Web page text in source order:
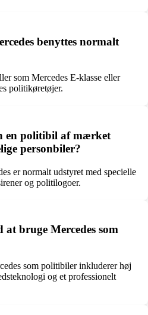
benyttes normalt
som Mercedes E-klasse eller
politikøretøjer.
en politibil af mærket
personbiler?
er normalt udstyret med specielle
og politilogoer.
at bruge Mercedes som
som politibiler inkluderer høj
og et professionelt